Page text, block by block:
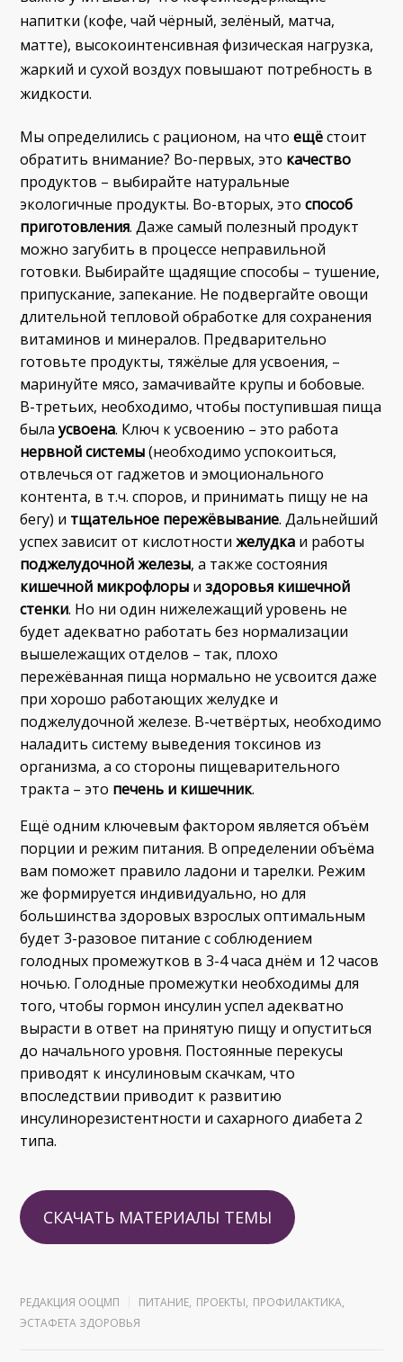
напитки (кофе, чай чёрный, зелёный, матча,
матте), высокоинтенсивная физическая нагрузка,
жаркий и сухой воздух повышают потребность в
жидкости.
Мы определились с рационом, на чтоещёстоит
обратить внимание? Во-первых, это качество
продуктов – выбирайте натуральные
экологичные продукты. Во-вторых, этоспособ
приготовления. Даже самый полезный продукт
можно загубить в процессе неправильной
готовки. Выбирайте щадящие способы – тушение,
припускание, запекание. Не подвергайте овощи
длительной тепловой обработке для сохранения
витаминов и минералов. Предварительно
готовьте продукты, тяжёлые для усвоения, –
маринуйте мясо, замачивайте крупы и бобовые.
В-третьих, необходимо, чтобы поступившая пища
былаусвоена. Ключ к усвоению – это работа
нервной системы(необходимо успокоиться,
отвлечься от гаджетов и эмоционального
контента, в т.ч. споров, и принимать пищу не на
бегу) и тщательное пережёвывание. Дальнейший
успех зависит от кислотностижелудка и работы
поджелудочной железы, а также состояния
кишечной микрофлоры издоровья кишечной
стенки. Но ни один нижележащий уровень не
будет адекватно работать без нормализации
вышележащих отделов – так, плохо
пережёванная пища нормально не усвоится даже
при хорошо работающих желудке и
поджелудочной железе. В-четвёртых, необходимо
наладить систему выведения токсинов из
организма, а со стороны пищеварительного
тракта – это печень и кишечник.
Ещё одним ключевым фактором является объём
порции и режим питания. В определении объёма
вам поможет правило ладони и тарелки. Режим
же формируется индивидуально, но для
большинства здоровых взрослых оптимальным
будет 3-разовое питание с соблюдением
голодных промежутков в 3-4 часа днём и 12 часов
ночью. Голодные промежутки необходимы для
того, чтобы гормон инсулин успел адекватно
вырасти в ответ на принятую пищу и опуститься
до начального уровня. Постоянные перекусы
приводят к инсулиновым скачкам, что
впоследствии приводит к развитию
инсулинорезистентности и сахарного диабета 2
типа.
СКАЧАТЬ МАТЕРИАЛЫ ТЕМЫ
РЕДАКЦИЯ ООЦМП ПИТАНИЕ, ПРОЕКТЫ, ПРОФИЛАКТИКА,
ЭСТАФЕТА ЗДОРОВЬЯ